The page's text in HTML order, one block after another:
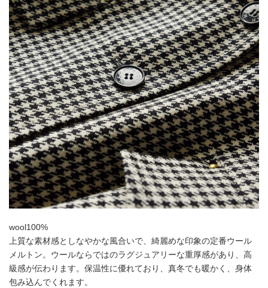
wool100%
上質な素材感としなやかな風合いで、綺麗めな印象の定番ウール
メルトン。ウールならではのラグジュアリーな重厚感があり、高
級感が伝わります。保温性に優れており、真冬でも暖かく、身体
包み込んでくれます。